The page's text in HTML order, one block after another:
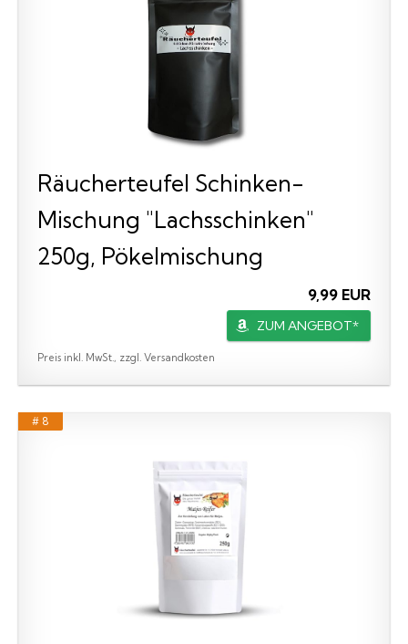
Räucherteufel Schinken-
Mischung "Lachsschinken"
250g, Pökelmischung
9,99 EUR
ZUM ANGEBOT*
Preis inkl. MwSt., zzgl. Versandkosten
# 8